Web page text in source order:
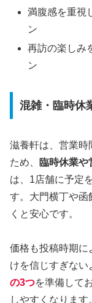
満腹感を重視
ン
再訪の楽しみ
ン
混雑・臨時休
滋養軒は、営業時
ため、
臨時休業や
は、1店舗に予定
す。大門横丁や函
くと安心です。
価格も投稿時期に
けを信じすぎない
の3つを準備して
しやすくなります